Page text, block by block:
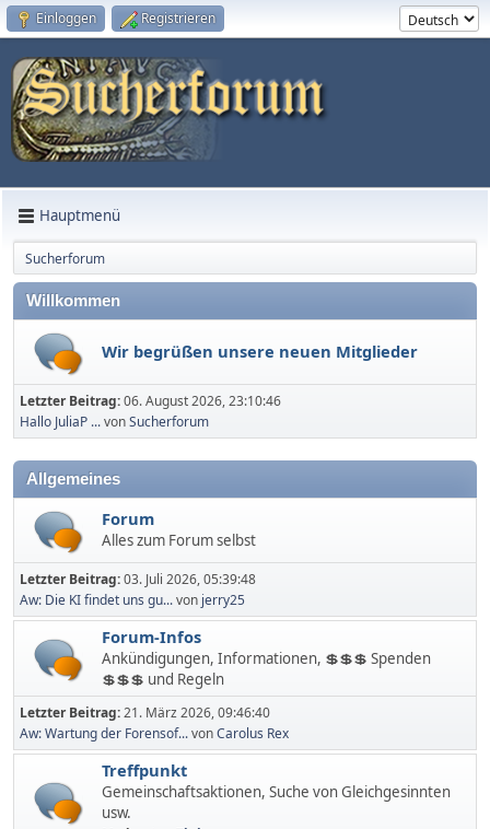
Einloggen Registrieren
Hauptmenü
Sucherforum
Willkommen
Wir begrüßen unsere neuen Mitglieder
Letzter Beitrag:06. August 2026, 23:10:46
Hallo JuliaP ...vonSucherforum
Allgemeines
Forum
Alles zum Forum selbst
Letzter Beitrag:03. Juli 2026, 05:39:48
Aw: Die KI findet uns gu...von jerry25
Forum-Infos
Ankündigungen, Informationen, 💲💲💲 Spenden
💲💲💲 und Regeln
Letzter Beitrag:21. März 2026, 09:46:40
Aw: Wartung der Forensof...vonCarolus Rex
Treffpunkt
Gemeinschaftsaktionen, Suche von Gleichgesinnten
usw.